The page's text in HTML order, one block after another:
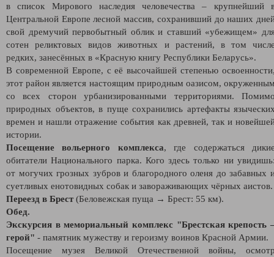
в список Мирового наследия человечества – крупнейший
Центральной Европе лесной массив, сохранивший до наших
свой дремучий первобытный облик и ставший «убежищем»
сотен реликтовых видов животных и растений, в том
редких, занесённых в «Красную книгу Республики Беларусь».
В современной Европе, с её высочайшей степенью
этот район является настоящим природным оазисом,
со всех сторон урбанизированными территориями.
природных объектов, в пуще сохранились артефакты
времен и нашли отражение события как древней, так и
истории.
Посещение вольерного комплекса, где содержаться
обитатели Национального парка. Кого здесь только ни
от могучих грозных зубров и благородного оленя до забавных
суетливых енотовидных собак и завораживающих чёрных аистов.
Переезд в Брест(Беловежская пуща → Брест: 55 км).
Обед.
Экскурсия в мемориальный комплекс "Брестская крепость
герой" - памятник мужеству и героизму воинов Красной Армии.
Посещение музея Великой Отечественной войны,